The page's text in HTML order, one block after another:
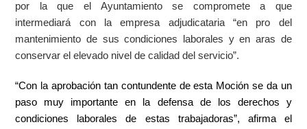
por la que el Ayuntamiento se compromete a que
intermediará con la empresa adjudicataria “en pro del
mantenimiento de sus condiciones laborales y en aras de
conservar el elevado nivel de calidad del servicio”.
“Con la aprobación tan contundente de esta Moción se da un
paso muy importante en la defensa de los derechos y
condiciones laborales de estas trabajadoras”, afirma el